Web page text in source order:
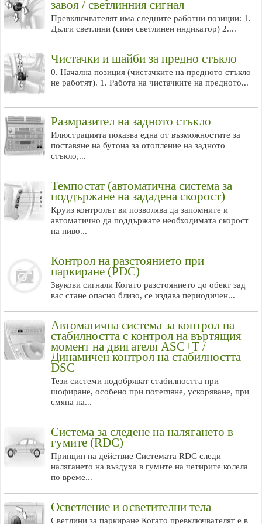
завоя / светлинния сигнал
Превключвателят има следните работни позиции: 1.
Дълги светлини (синя светлинен индикатор) 2....
Чистачки и шайби за предно стъкло
0. Начална позиция (чистачките на предното стъкло
не работят). 1. Работа на чистачките на предното...
Размразител на задното стъкло
Илюстрацията показва една от възможностите за
поставяне на бутона за отопление на задното
стъкло,...
Темпостат (автоматична система за
поддържане на зададена скорост)
Круиз контролът ви позволява да запомните и
автоматично да поддържате необходимата скорост
на ниво...
Контрол на разстоянието при
паркиране (PDC)
Звукови сигнали Когато разстоянието до обект зад
вас стане опасно близо, се издава периодичен...
Автоматична система за контрол на
стабилността с контрол на въртящия
момент на двигателя ASC+T /
Динамичен контрол на стабилността
DSC
Тези системи подобряват стабилността при
шофиране, особено при потегляне, ускоряване, при
смяна на...
Система за следене на налягането в
гумите (RDC)
Принцип на действие Системата RDC следи
налягането на въздуха в гумите на четирите колела
по време...
Осветление и осветителни тела
Светлини за паркиране Когато превключвателят е в